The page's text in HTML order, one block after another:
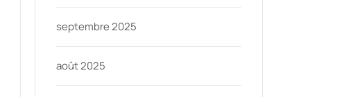
septembre 2025
août 2025